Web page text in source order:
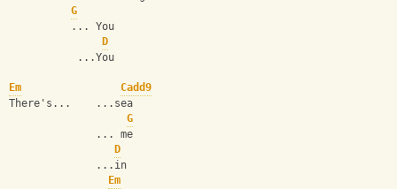
G
          ... You
D
           ...You
Em
Cadd9
There's...    ...sea
G
              ... me
D
              ...in
Em